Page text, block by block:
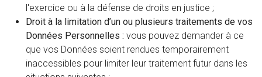
l'exercice ou à la défense de droits en justice ;
Droit à la limitation d’un ou plusieurs traitements de vos
Données Personnelles : vous pouvez demander à ce
que vos Données soient rendues temporairement
inaccessibles pour limiter leur traitement futur dans les